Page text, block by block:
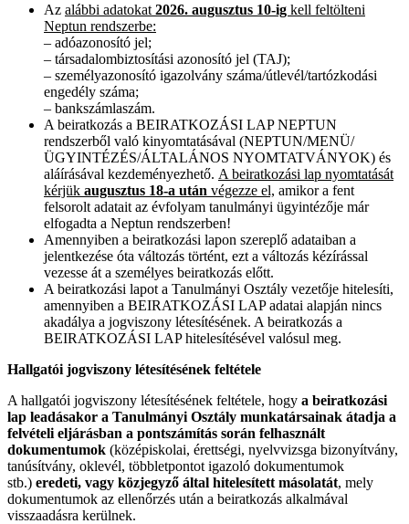
Az alábbi adatokat 2026. augusztus 10-ig kell feltölteni
Neptun rendszerbe:
– adóazonosító jel;
– társadalombiztosítási azonosító jel (TAJ);
– személyazonosító igazolvány száma/útlevél/tartózkodási
engedély száma;
– bankszámlaszám.
A beiratkozás a BEIRATKOZÁSI LAP NEPTUN
rendszerből való kinyomtatásával (NEPTUN/MENÜ/
ÜGYINTÉZÉS/ÁLTALÁNOS NYOMTATVÁNYOK) és
aláírásával kezdeményezhető. A beiratkozási lap nyomtatását
kérjük augusztus 18-a után végezze el, amikor a fent
felsorolt adatait az évfolyam tanulmányi ügyintézője már
elfogadta a Neptun rendszerben!
Amennyiben a beiratkozási lapon szereplő adataiban a
jelentkezése óta változás történt, ezt a változás kézírással
vezesse át a személyes beiratkozás előtt.
A beiratkozási lapot a Tanulmányi Osztály vezetője hitelesíti,
amennyiben a BEIRATKOZÁSI LAP adatai alapján nincs
akadálya a jogviszony létesítésének. A beiratkozás a
BEIRATKOZÁSI LAP hitelesítésével valósul meg.
Hallgatói jogviszony létesítésének feltétele
A hallgatói jogviszony létesítésének feltétele, hogy a beiratkozási
lap leadásakor a Tanulmányi Osztály munkatársainak átadja a
felvételi eljárásban a pontszámítás során felhasznált
dokumentumok (középiskolai, érettségi, nyelvvizsga bizonyítvány,
tanúsítvány, oklevél, többletpontot igazoló dokumentumok
stb.) eredeti, vagy közjegyző által hitelesített másolatát, mely
dokumentumok az ellenőrzés után a beiratkozás alkalmával
visszaadásra kerülnek.